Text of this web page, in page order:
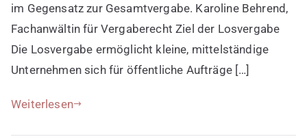
im Gegensatz zur Gesamtvergabe. Karoline Behrend,
Fachanwältin für Vergaberecht Ziel der Losvergabe
Die Losvergabe ermöglicht kleine, mittelständige
Unternehmen sich für öffentliche Aufträge […]
Weiterlesen